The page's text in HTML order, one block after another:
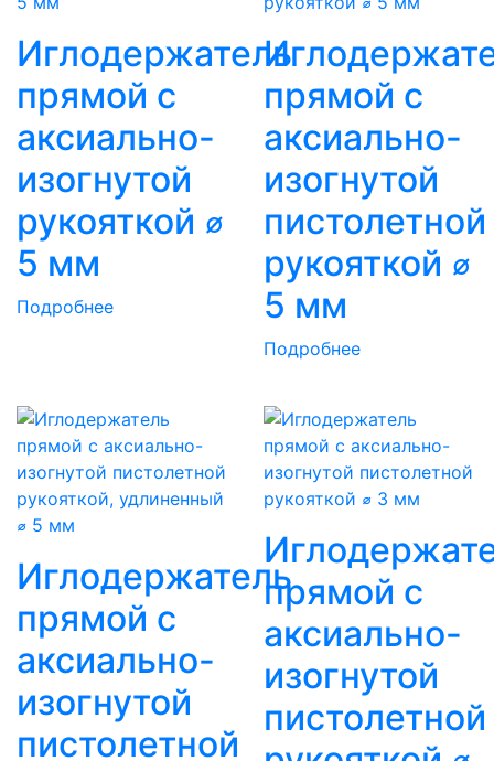
Иглодержатель
прямой с
аксиально-
изогнутой
рукояткой ⌀
5 мм
Подробнее
прямой с
аксиально-
изогнутой
пистолетной
рукояткой ⌀
5 мм
Подробнее
Иглодержатель
прямой с
аксиально-
изогнутой
пистолетной
прямой с
аксиально-
изогнутой
пистолетной